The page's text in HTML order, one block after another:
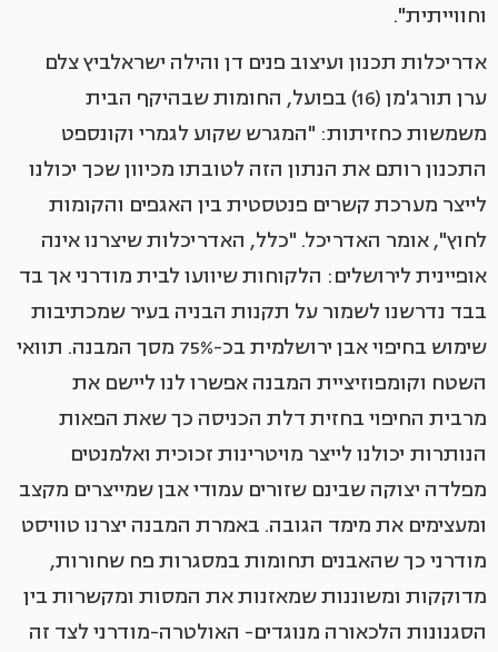
וחווייתית".
אדריכלות תכנון ועיצוב פנים דן והילה ישראלביץ צלם
ערן תורג'מן (16) בפועל, החומות שבהיקף הבית
משמשות כחזיתות: "המגרש שקוע לגמרי וקונספט
התכנון רותם את הנתון הזה לטובתו מכיוון שכך יכולנו
לייצר מערכת קשרים פנטסטית בין האגפים והקומות
לחוץ", אומר האדריכל. "כלל, האדריכלות שיצרנו אינה
אופיינית לירושלים: הלקוחות שיוועו לבית מודרני אך בד
בבד נדרשנו לשמור על תקנות הבניה בעיר שמכתיבות
שימוש בחיפוי אבן ירושלמית בכ-75% מסך המבנה. תוואי
השטח וקומפוזיציית המבנה אפשרו לנו ליישם את
מרבית החיפוי בחזית דלת הכניסה כך שאת הפאות
הנותרות יכולנו לייצר מויטרינות זכוכית ואלמנטים
מפלדה יצוקה שבינם שזורים עמודי אבן שמייצרים מקצב
ומעצימים את מימד הגובה. באמרת המבנה יצרנו טוויסט
מודרני כך שהאבנים תחומות במסגרות פח שחורות,
מדוקקות ומשוננות שמאזנות את המסות ומקשרות בין
הסגנונות הלכאורה מנוגדים- האולטרה-מודרני לצד זה